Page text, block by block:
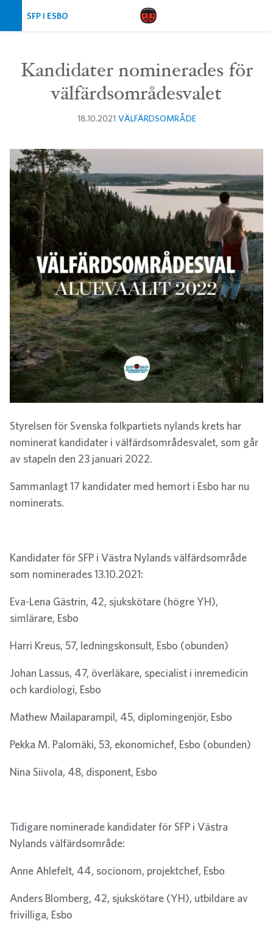
SFP I ESBO
Kandidater nominerades för
välfärdsområdesvalet
18.10.2021 VÄLFÄRDSOMRÅDE
Styrelsen för Svenska folkpartiets nylands krets har
nominerat kandidater i välfärdsområdesvalet, som går
av stapeln den 23 januari 2022.
Sammanlagt 17 kandidater med hemort i Esbo har nu
nominerats.
Kandidater för SFP i Västra Nylands välfärdsområde
som nominerades 13.10.2021:
Eva-Lena Gästrin, 42, sjukskötare (högre YH),
simlärare, Esbo
Harri Kreus, 57, ledningskonsult, Esbo (obunden)
Johan Lassus, 47, överläkare, specialist i inremedicin
och kardiologi, Esbo
Mathew Mailaparampil, 45, diplomingenjör, Esbo
Pekka M. Palomäki, 53, ekonomichef, Esbo (obunden)
Nina Siivola, 48, disponent, Esbo
Tidigare nominerade kandidater för SFP i Västra
Nylands välfärdsområde:
Anne Ahlefelt, 44, socionom, projektchef, Esbo
Anders Blomberg, 42, sjukskötare (YH), utbildare av
frivilliga, Esbo